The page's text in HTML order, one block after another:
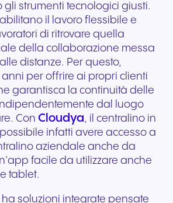
gli strumenti tecnologici giusti.
il lavoro flessibile e
di ritrovare quella
della collaborazione messa
distanze. Per questo,
per offrire ai propri clienti
garantisca la continuità delle
dal luogo
Con Cloudya, il centralino in
infatti avere accesso a
aziendale anche da
facile da utilizzare anche
tablet.
soluzioni integrate pensate